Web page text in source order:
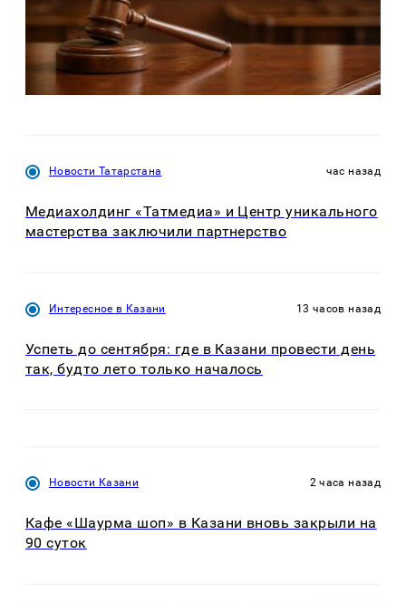
Новости Татарстана час назад
Медиахолдинг «Татмедиа» и Центр уникального
мастерства заключили партнерство
Интересное в Казани 13 часов назад
Успеть до сентября: где в Казани провести день
так, будто лето только началось
Новости Казани 2 часа назад
Кафе «Шаурма шоп» в Казани вновь закрыли на
90 суток